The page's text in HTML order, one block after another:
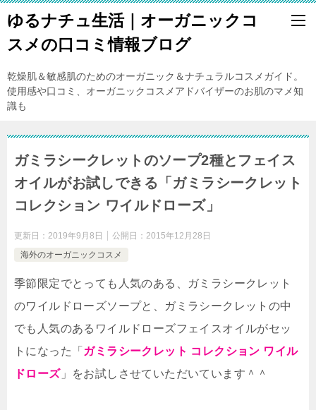
ゆるナチュ生活｜オーガニックコ
スメの口コミ情報ブログ
乾燥肌＆敏感肌のためのオーガニック＆ナチュラルコスメガイド。
使用感や口コミ、オーガニックコスメアドバイザーのお肌のマメ知
識も
ガミラシークレットのソープ2種とフェイス
オイルがお試しできる「ガミラシークレット
コレクション ワイルドローズ」
更新日： 2019年9月8日 公開日： 2015年12月28日
海外のオーガニックコスメ
季節限定でとっても人気のある、ガミラシークレット
のワイルドローズソープと、ガミラシークレットの中
でも人気のあるワイルドローズフェイスオイルがセッ
トになった「 ガミラシークレット コレクション ワイル
ドローズ」をお試しさせていただいています＾＾